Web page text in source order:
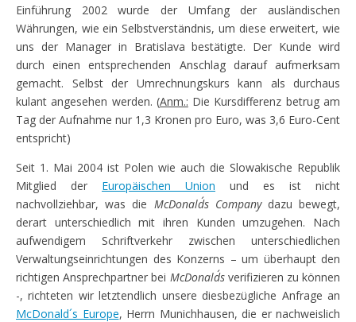
Einführung 2002 wurde der Umfang der ausländischen
Währungen, wie ein Selbstverständnis, um diese erweitert, wie
uns der Manager in Bratislava bestätigte. Der Kunde wird
durch einen entsprechenden Anschlag darauf aufmerksam
gemacht. Selbst der Umrechnungskurs kann als durchaus
kulant angesehen werden. (Anm.: Die Kursdifferenz betrug am
Tag der Aufnahme nur 1,3 Kronen pro Euro, was 3,6 Euro-Cent
entspricht)
Seit 1. Mai 2004 ist Polen wie auch die Slowakische Republik
Mitglied der Europäischen Union und es ist nicht
nachvollziehbar, was die McDonald´s Companydazu bewegt,
derart unterschiedlich mit ihren Kunden umzugehen. Nach
aufwendigem Schriftverkehr zwischen unterschiedlichen
Verwaltungseinrichtungen des Konzerns – um überhaupt den
richtigen Ansprechpartner bei McDonald´sverifizieren zu können
-, richteten wir letztendlich unsere diesbezügliche Anfrage an
McDonald´s Europe, Herrn Munichhausen, die er nachweislich